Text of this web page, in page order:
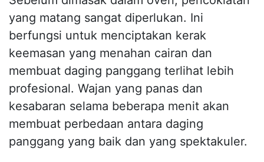
yang matang sangat diperlukan. Ini
berfungsi untuk menciptakan kerak
keemasan yang menahan cairan dan
membuat daging panggang terlihat lebih
profesional. Wajan yang panas dan
kesabaran selama beberapa menit akan
membuat perbedaan antara daging
panggang yang baik dan yang spektakuler.